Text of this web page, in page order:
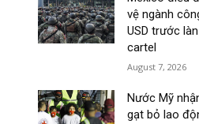
vệ ngành
USD trước
cartel
August 7, 2026
Nước Mỹ
gạt bỏ lao